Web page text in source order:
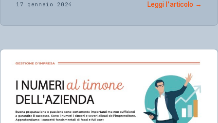
17 gennaio 2024 Leggi l'articolo →